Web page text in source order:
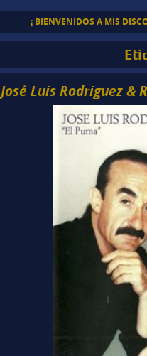
¡ BIENVENIDOS A MIS
José Luis Rodriguez &